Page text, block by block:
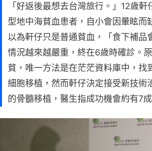
「好返後最想去台灣旅行。」12歲
型地中海貧血患者，自小會因暈眩而
以為軒仔只是普通貧血，「食下補品
情況越來越嚴重，終在6歲時確診。
貧，唯一方法是在茫茫資料庫中，找
細胞移植，然而軒仔決定接受新技術
的骨髓移植，醫生指成功機會約有7成